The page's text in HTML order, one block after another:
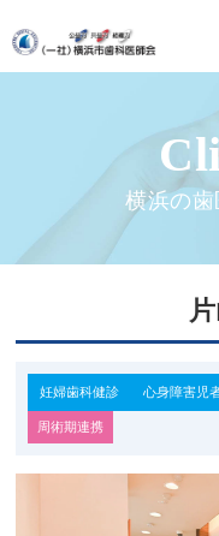
横浜の
妊婦歯科健診 心身障害児
周術期連携